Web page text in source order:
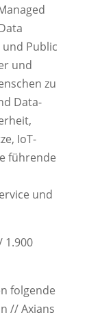
Public
und
zu
Data-
IoT-
führende
und
1.900
folgende
// Axians